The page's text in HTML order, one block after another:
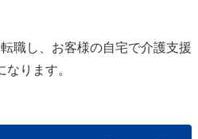
職し、お客様の自宅で介護支援
ります。